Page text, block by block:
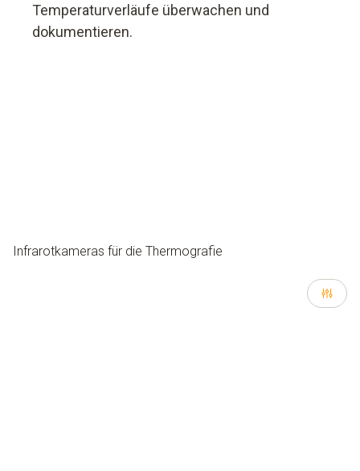
Temperaturverläufe überwachen und
dokumentieren.
Infrarotkameras für die Thermografie